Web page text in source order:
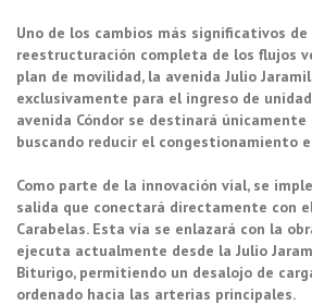
Uno de los cambios más significativos
reestructuración completa de los flujos
plan de movilidad, la avenida Julio
exclusivamente para el ingreso de
avenida Cóndor se destinará únicamente
buscando reducir el congestionamiento
Como parte de la innovación vial, se
salida que conectará directamente con
Carabelas. Esta vía se enlazará con la
ejecuta actualmente desde la Julio
Biturigo, permitiendo un desalojo de
ordenado hacia las arterias principales.